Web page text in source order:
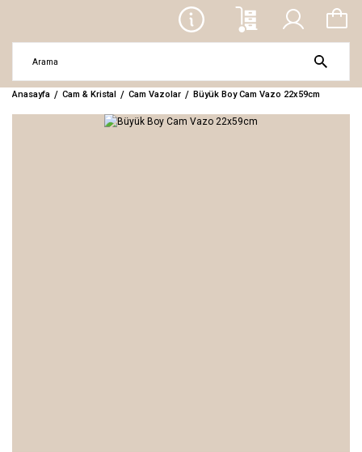
Anasayfa Cam & Kristal Cam Vazolar Büyük Boy Cam Vazo 22x59cm